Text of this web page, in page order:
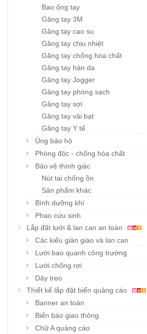
Bao ống tay
Găng tay 3M
Găng tay cao su
Găng tay chịu nhiệt
Găng tay chống hóa chất
Găng tay hàn da
Găng tay Jogger
Găng tay phòng sạch
Găng tay sợi
Găng tay vải bạt
Găng tay Y tế
Ủng bảo hộ
Phòng độc - chống hóa chất
Bảo vệ thính giác
Nút tai chống ồn
Sản phẩm khác
Bình dưỡng khí
Phao cứu sinh
Lắp đặt lưới & lan can an toàn
Các kiểu giàn giáo và lan can
Lưới bao quanh công trường
Lưới chống rơi
Dây treo
Thiết kế lắp đặt biển quảng cáo
Banner an toàn
Biển báo giao thông
Chữ A quảng cáo